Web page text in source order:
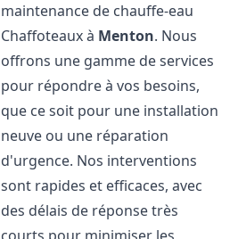
maintenance de chauffe-eau
Chaffoteaux à Menton. Nous
offrons une gamme de services
pour répondre à vos besoins,
que ce soit pour une installation
neuve ou une réparation
d'urgence. Nos interventions
sont rapides et efficaces, avec
des délais de réponse très